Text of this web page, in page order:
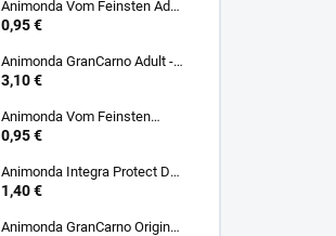
Animonda Vom Feinsten Adult
- Hovädzie a morčacie srdcia
0,95 €
Animonda GranCarno Adult -
Hovädzie a jahňacie 800g
3,10 €
Animonda Vom Feinsten
Senior - Hovädzie a hydina
0,95 €
Animonda Integra Protect Dog
Intestinal - Morčacie 150g
1,40 €
Animonda GranCarno Original